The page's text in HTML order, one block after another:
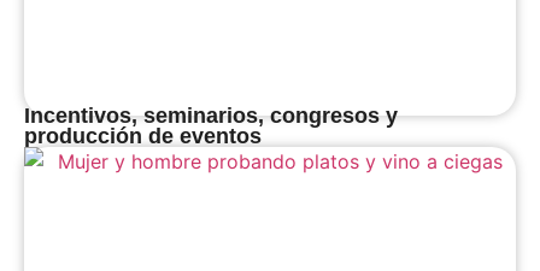
Incentivos, seminarios, congresos y
producción de eventos